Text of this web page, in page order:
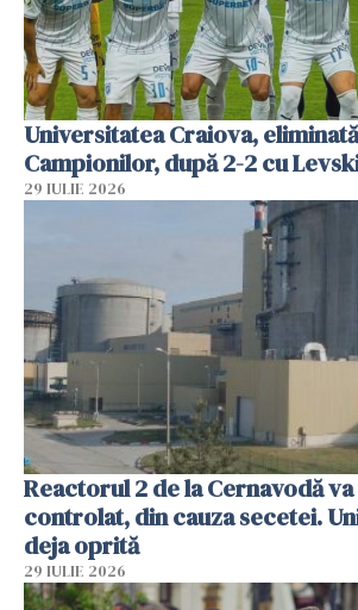
Universitatea Craiova,
Campionilor, după 2-2 cu
29 IULIE 2026
Reactorul 2 de la Cernavodă
controlat, din cauza secetei.
deja oprită
29 IULIE 2026